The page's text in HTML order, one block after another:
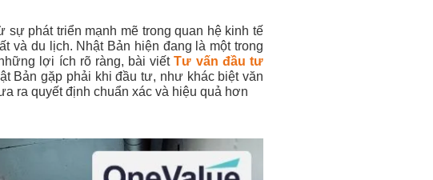
phát triển mạnh mẽ trong quan hệ kinh tế
và du lịch. Nhật Bản hiện đang là một trong
lợi ích rõ ràng, bài viếtTư vấn đầu tư
Bản gặp phải khi đầu tư, như khác biệt văn
ra quyết định chuẩn xác và hiệu quả hơn